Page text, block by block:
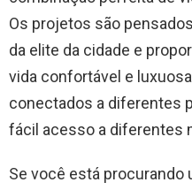
Os projetos são
da elite da cidade e
vida confortável e
conectados a diferentes
fácil acesso a diferentes
Se você está procurando